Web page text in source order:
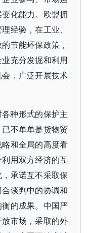
化能力。欧盟拥
经验，在工业、
节能环保政策，
充分发掘和利用
，广泛开展技术
种形式的保护主
不单单是货物贸
和全局的高度看
用双方经济的互
承诺互不采取保
谈判中的协调和
的成果。中国严
市场，采取的外